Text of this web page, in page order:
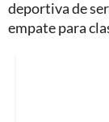
deportiva de
empate para